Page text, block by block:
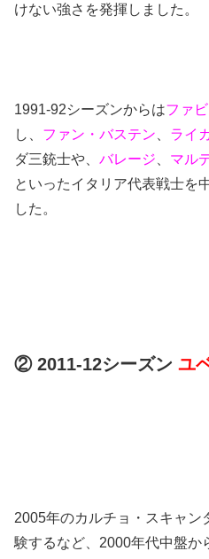
けない強さを発揮しました。
1991-92シーズンからはファ
し、 ファン・バステン ライ
ダ三銃士や、 バレージ マル
といったイタリア代表戦士を
した。
② 2011-12シーズン ユ
2005年のカルチョ・スキャン
験するなど、2000年代中盤か